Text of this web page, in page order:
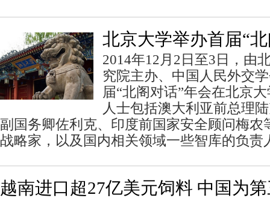
北京大学举办首届“
2014年12月2日至3日，由
究院主办、中国人民外交
届“北阁对话”年会在北京
人士包括澳大利亚前总理
副国务卿佐利克、印度前国家安全顾问梅农
战略家，以及国内相关领域一些智库的负责
越南进口超27亿美元饲料 中国为